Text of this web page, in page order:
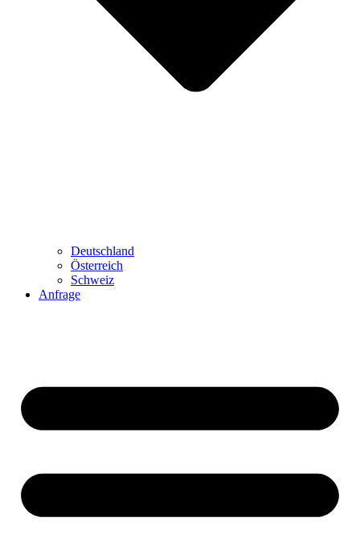
Deutschland
Österreich
Schweiz
Anfrage